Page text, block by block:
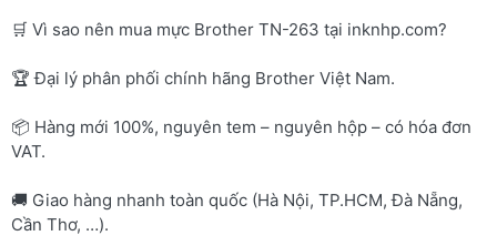
🛒 Vì sao nên mua mực Brother TN-263 tại inknhp.com?
🏆 Đại lý phân phối chính hãng Brother Việt Nam.
📦 Hàng mới 100%, nguyên tem – nguyên hộp – có hóa đơn
VAT.
🚚 Giao hàng nhanh toàn quốc (Hà Nội, TP.HCM, Đà Nẵng,
Cần Thơ, …).